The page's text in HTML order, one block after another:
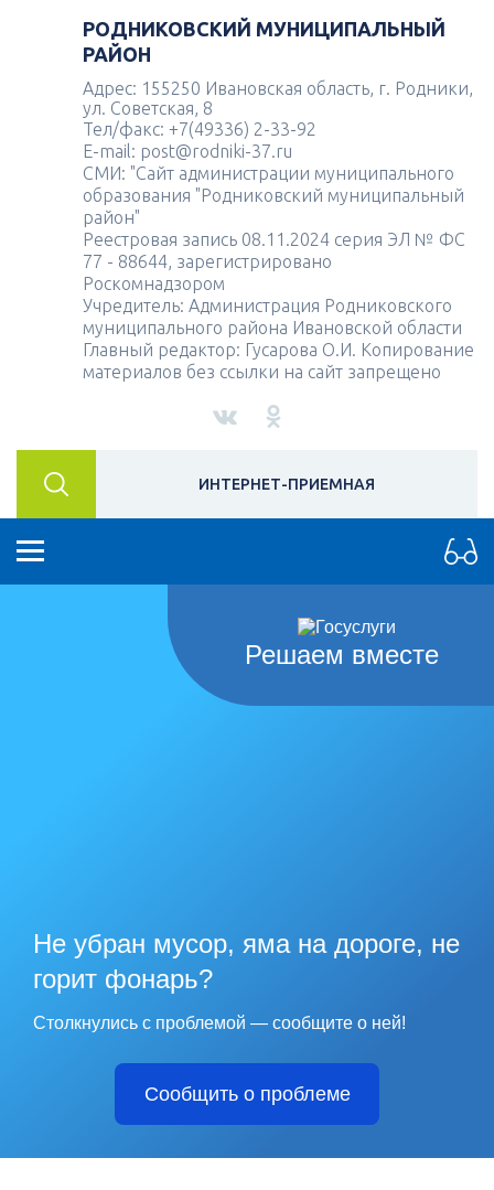
РОДНИКОВСКИЙ МУНИЦИПАЛЬНЫЙ
РАЙОН
Адрес: 155250 Ивановская область, г. Родники,
ул. Советская, 8
Тел/факс: +7(49336) 2-33-92
E-mail: post@rodniki-37.ru
СМИ: "Сайт администрации муниципального
образования "Родниковский муниципальный
район"
Реестровая запись 08.11.2024 серия ЭЛ № ФС
77 - 88644, зарегистрировано
Роскомнадзором
Учредитель: Администрация Родниковского
муниципального района Ивановской области
Главный редактор: Гусарова О.И. Копирование
материалов без ссылки на сайт запрещено
ИНТЕРНЕТ-ПРИЕМНАЯ
Решаем вместе
Не убран мусор, яма на дороге, не
горит фонарь?
Столкнулись с проблемой — сообщите о ней!
Сообщить о проблеме